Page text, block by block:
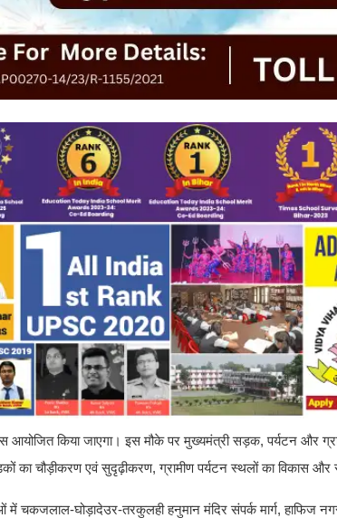
पास आयोजित किया जाएगा। इस मौके पर मुख्यमंत्री सड़क, पर्यटन
का चौड़ीकरण एवं सुदृढ़ीकरण, ग्रामीण पर्यटन स्थलों का विकास और
में चकजलाल-घोड़ादेउर-तरकुलही हनुमान मंदिर संपर्क मार्ग, हाफिज